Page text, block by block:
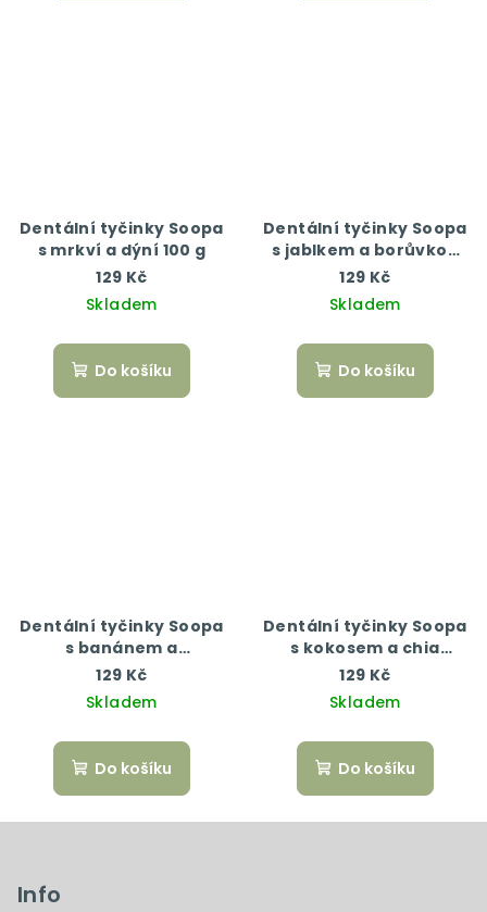
Dentální tyčinky Soopa
s mrkví a dýní 100 g
129 Kč
Skladem
Do košíku
Dentální tyčinky Soopa
s jablkem a borůvkou
100 g
129 Kč
Skladem
Do košíku
Dentální tyčinky Soopa
s banánem a
arašídovým máslem
100 g
129 Kč
Skladem
Do košíku
Dentální tyčinky Soopa
s kokosem a chia
semínky 100 g
129 Kč
Skladem
Do košíku
Info